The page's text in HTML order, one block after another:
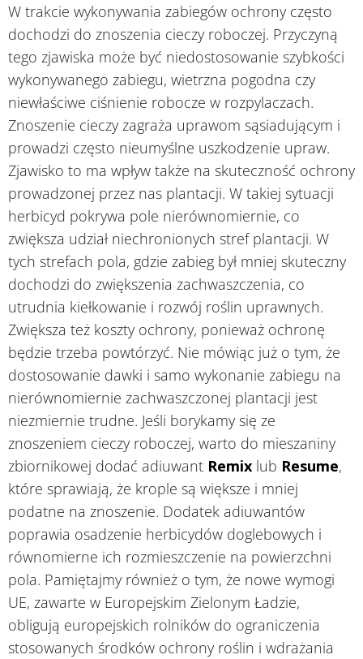
W trakcie wykonywania zabiegów ochrony często
dochodzi do znoszenia cieczy roboczej. Przyczyną
tego zjawiska może być niedostosowanie szybkości
wykonywanego zabiegu, wietrzna pogodna czy
niewłaściwe ciśnienie robocze w rozpylaczach.
Znoszenie cieczy zagraża uprawom sąsiadującym i
prowadzi często nieumyślne uszkodzenie upraw.
Zjawisko to ma wpływ także na skuteczność ochrony
prowadzonej przez nas plantacji. W takiej sytuacji
herbicyd pokrywa pole nierównomiernie, co
zwiększa udział niechronionych stref plantacji. W
tych strefach pola, gdzie zabieg był mniej skuteczny
dochodzi do zwiększenia zachwaszczenia, co
utrudnia kiełkowanie i rozwój roślin uprawnych.
Zwiększa też koszty ochrony, ponieważ ochronę
będzie trzeba powtórzyć. Nie mówiąc już o tym, że
dostosowanie dawki i samo wykonanie zabiegu na
nierównomiernie zachwaszczonej plantacji jest
niezmiernie trudne. Jeśli borykamy się ze
znoszeniem cieczy roboczej, warto do mieszaniny
zbiornikowej dodać adiuwant Remix lub Resume,
które sprawiają, że krople są większe i mniej
podatne na znoszenie. Dodatek adiuwantów
poprawia osadzenie herbicydów doglebowych i
równomierne ich rozmieszczenie na powierzchni
pola. Pamiętajmy również o tym, że nowe wymogi
UE, zawarte w Europejskim Zielonym Ładzie,
obligują europejskich rolników do ograniczenia
stosowanych środków ochrony roślin i wdrażania